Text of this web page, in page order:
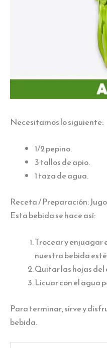
Necesitamos lo siguiente:
1/2 pepino.
3 tallos de apio.
1 taza de agua.
Receta / Preparación:
Esta bebida se hace así:
Trocear y enjuagar
nuestra bebida
Quitar las hojas
Licuar con el agua
Para terminar, sirve y
bebida.